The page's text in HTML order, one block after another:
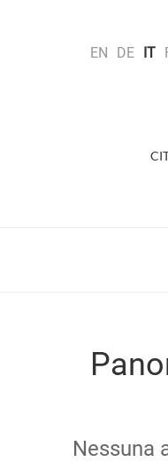
EN DE IT
Nessuna